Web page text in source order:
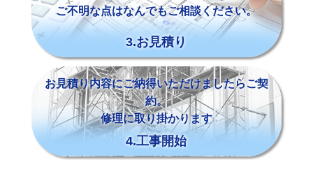
ご不明な点はなんでもご相談ください。
3.お見積り
お見積り内容にご納得いただけましたらご契
約。
修理に取り掛かります
4.工事開始